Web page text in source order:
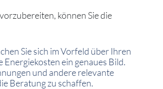
können Sie die
Sie sich im Vorfeld über Ihren
ein genaues Bild.
und andere relevante
Beratung zu schaffen.